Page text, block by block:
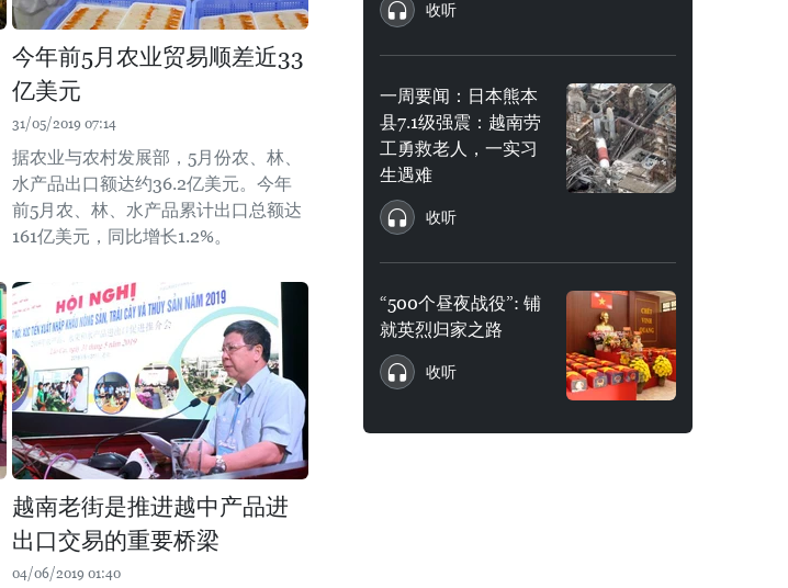
今年前5月农业贸易顺差近33
亿美元
31/05/2019 07:14
据农业与农村发展部，5月份农、林、
水产品出口额达约36.2亿美元。今年
前5月农、林、水产品累计出口总额达
161亿美元，同比增长1.2%。
越南老街是推进越中产品进
出口交易的重要桥梁
04/06/2019 01:40
收听
一周要闻：日本熊本
县7.1级强震：越南劳
工勇救老人，一实习
生遇难
收听
“500个昼夜战役”: 铺
就英烈归家之路
收听